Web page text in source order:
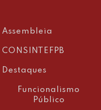
Assembleia
CONSINTEFPB
Destaques
Funcionalismo
Público